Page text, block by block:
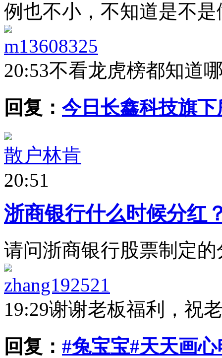
例也不小，不知道是不是
m13608325
20:53不看龙虎榜都知道
回复： 今日长鑫科技旗
散户林肯
20:51
浙商银行什么时候分红
请问浙商银行股票制定
zhang192521
19:29谢谢老板福利，祝
回复： #兔宝宝#天天画